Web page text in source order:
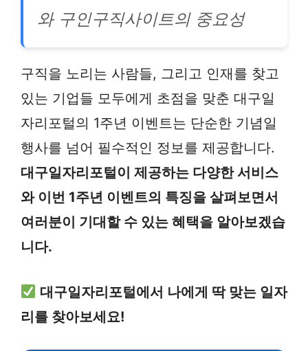
와 구인구직사이트의 중요성
구직을 노리는 사람들, 그리고 인재를 찾고
있는 기업들 모두에게 초점을 맞춘 대구일
자리포털의 1주년 이벤트는 단순한 기념일
행사를 넘어 필수적인 정보를 제공합니다.
대구일자리포털이 제공하는 다양한 서비스
와 이번 1주년 이벤트의 특징을 살펴보면서
여러분이 기대할 수 있는 혜택을 알아보겠습
니다.
대구일자리포털에서 나에게 딱 맞는 일자
리를 찾아보세요!